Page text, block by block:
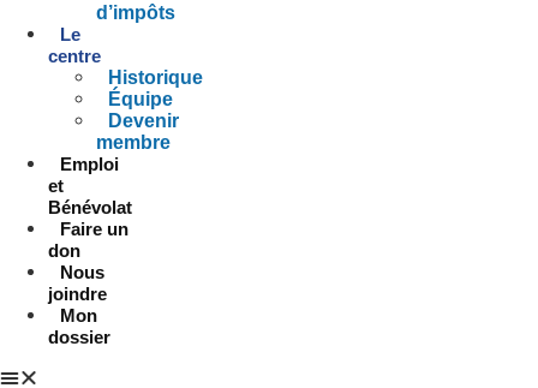
d’impôts
Le
centre
Historique
Équipe
Devenir
membre
Emploi
et
Bénévolat
Faire un
don
Nous
joindre
Mon
dossier